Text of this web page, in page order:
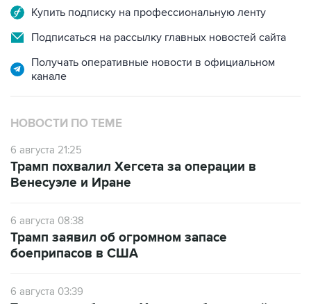
Подписаться на рассылку главных новостей сайта
Получать оперативные новости в официальном
канале
НОВОСТИ ПО ТЕМЕ
6 августа 21:25
Венесуэле и Иране
6 августа 08:38
боеприпасов в США
6 августа 03:39
за нехватки боеприпасов